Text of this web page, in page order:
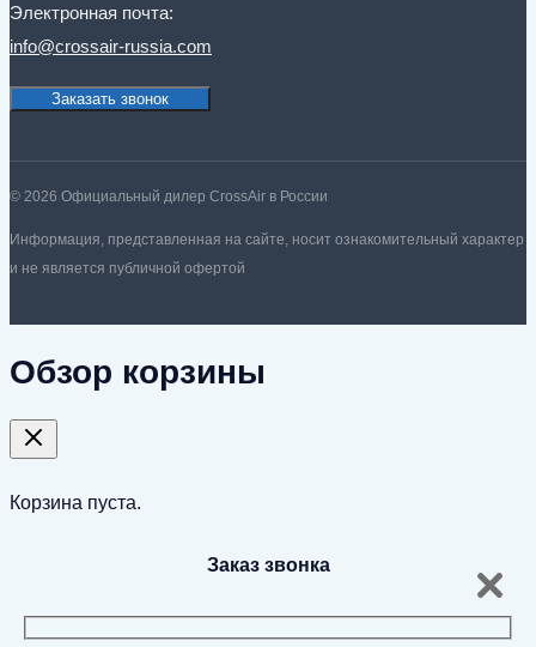
Электронная почта:
info@crossair-russia.com
Заказать звонок
© 2026 Официальный дилер CrossAir в России
Информация, представленная на сайте, носит ознакомительный характер
и не является публичной офертой
Обзор корзины
Корзина пуста.
Заказ звонка